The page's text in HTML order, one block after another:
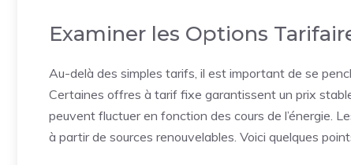
Examiner les Options
Au-delà des simples tarifs, il est important de se
Certaines offres à tarif fixe garantissent un prix
peuvent fluctuer en fonction des cours de l’énergie.
à partir de sources renouvelables. Voici quelques